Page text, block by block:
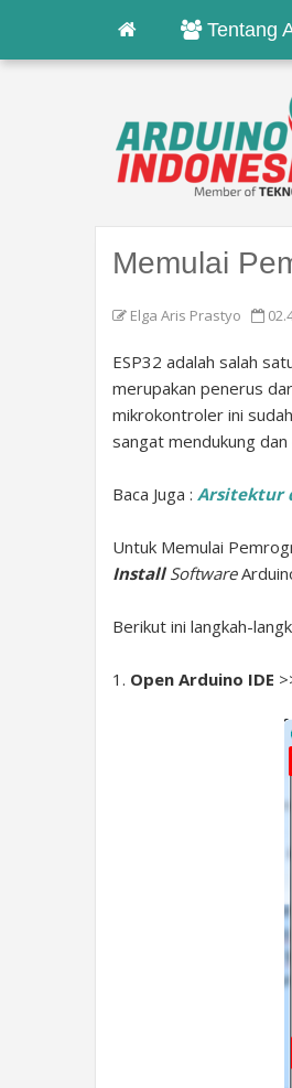
Tentang
Memulai
Elga Aris Prastyo
ESP32 adalah salah
merupakan penerus
mikrokontroler ini
sangat mendukung
Baca Juga : Arsitektur
Untuk Memulai
InstallSoftware
Berikut ini langkah-
1. Open Arduino IDE